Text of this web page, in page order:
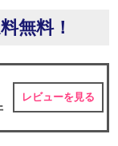
無料！
レビューを見る